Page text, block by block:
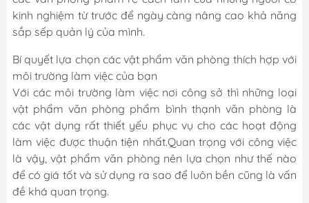
kinh nghiệm từ trước để ngày càng nâng cao khả năng
sắp sếp quản lý của mình.
Bí quyết lựa chọn các vật phẩm văn phòng thích hợp với
môi trường làm việc của bạn
Với các môi trường làm việc nơi công sở thì những loại
vật phẩm văn phòng phẩm bình thạnh văn phòng là
các vật dụng rất thiết yếu phục vụ cho các hoạt động
làm việc được thuận tiện nhất.Quan trọng với công việc
là vậy, vật phẩm văn phòng nên lựa chọn như thế nào
để có giá tốt và sử dụng ra sao để luôn bền cũng là vấn
đề khá quan trọng.